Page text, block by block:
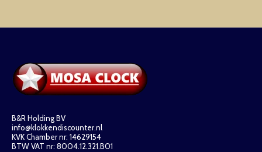
B&R Holding BV
info@klokkendiscounter.nl
KVK Chamber nr: 14629154
BTW VAT nr: 8004.12.321.B01